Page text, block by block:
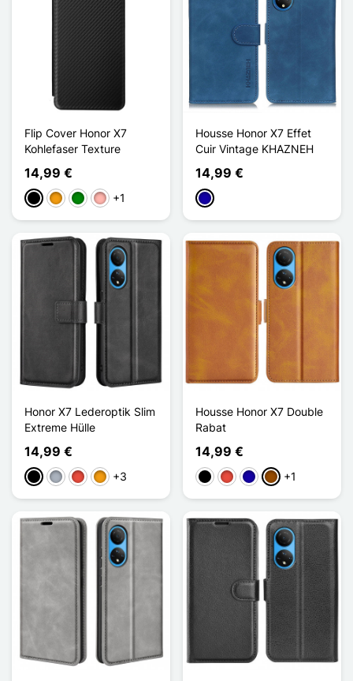
Flip Cover Honor X7
Kohlefaser Texture
14,99 €
Schwarz
Orange
GrünRoségold
+1
Housse Honor X7 Effet
Cuir Vintage KHAZNEH
14,99 €
Dunkelblau
Honor X7 Lederoptik Slim
Extreme Hülle
14,99 €
Schwarz
GrauRot Orange
+3
Housse Honor X7 Double
Rabat
14,99 €
Schwarz
Rot Dunkelblau
Braun
+1